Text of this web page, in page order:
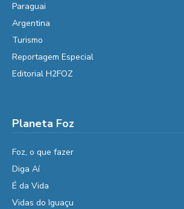
Paraguai
Argentina
Turismo
Reportagem Especial
Editorial H2FOZ
Planeta Foz
Foz, o que fazer
Diga Aí
É da Vida
Vidas do Iguaçu